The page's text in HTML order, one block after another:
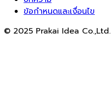
ข้อกำหนดและเงื่อนไข
© 2025 Prakai Idea Co.,Ltd.